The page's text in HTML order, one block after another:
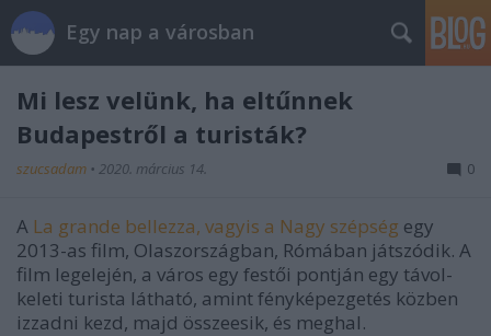
Egy nap a városban
Mi lesz velünk, ha eltűnnek
Budapestről a turisták?
szucsadam • 2020. március 14. 0
A La grande bellezza, vagyis a Nagy szépség egy
2013-as film, Olaszországban, Rómában játszódik. A
film legelején, a város egy festői pontján egy távol-
keleti turista látható, amint fényképezgetés közben
izzadni kezd, majd összeesik, és meghal.